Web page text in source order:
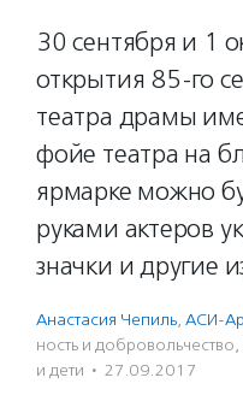
30 сентября и 1
открытия 85-го
театра драмы
фойе театра на
ярмарке можно
руками актеров
значки и другие
Анастасия Чепиль, АСИ-
ность и доброволь­чест­во,
и дети · 27.09.2017